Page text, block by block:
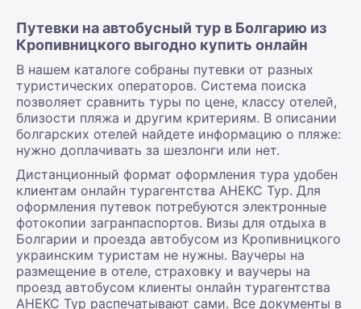
Путевки на автобусный тур в Болгарию из
Кропивницкого выгодно купить онлайн
В нашем каталоге собраны путевки от разных
туристических операторов. Система поиска
позволяет сравнить туры по цене, классу отелей,
близости пляжа и другим критериям. В описании
болгарских отелей найдете информацию о пляже:
нужно доплачивать за шезлонги или нет.
Дистанционный формат оформления тура удобен
клиентам онлайн турагентства АНЕКС Тур. Для
оформления путевок потребуются электронные
фотокопии загранпаспортов. Визы для отдыха в
Болгарии и проезда автобусом из Кропивницкого
украинским туристам не нужны. Ваучеры на
размещение в отеле, страховку и ваучеры на
проезд автобусом клиенты онлайн турагентства
АНЕКС Тур распечатывают сами. Все документы в